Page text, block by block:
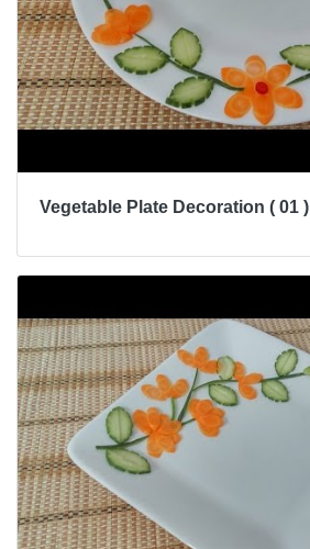
Vegetable Plate Decoration ( 01 )